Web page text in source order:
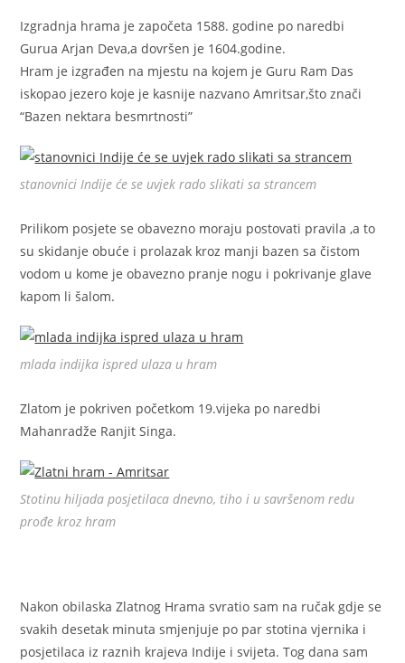
Izgradnja hrama je započeta 1588. godine po naredbi
Gurua Arjan Deva,a dovršen je 1604.godine.
Hram je izgrađen na mjestu na kojem je Guru Ram Das
iskopao jezero koje je kasnije nazvano Amritsar,što znači
“Bazen nektara besmrtnosti”
stanovnici Indije će se uvjek rado slikati sa strancem
Prilikom posjete se obavezno moraju postovati pravila ,a to
su skidanje obuće i prolazak kroz manji bazen sa čistom
vodom u kome je obavezno pranje nogu i pokrivanje glave
kapom li šalom.
mlada indijka ispred ulaza u hram
Zlatom je pokriven početkom 19.vijeka po naredbi
Mahanradže Ranjit Singa.
Stotinu hiljada posjetilaca dnevno, tiho i u savršenom redu
prođe kroz hram
Nakon obilaska Zlatnog Hrama svratio sam na ručak gdje se
svakih desetak minuta smjenjuje po par stotina vjernika i
posjetilaca iz raznih krajeva Indije i svijeta. Tog dana sam